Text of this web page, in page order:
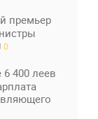
премьер
0
6 400 леев